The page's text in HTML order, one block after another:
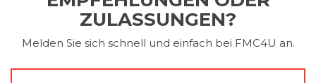
ZULASSUNGEN?
Melden Sie sich schnell und einfach bei FMC4U an.